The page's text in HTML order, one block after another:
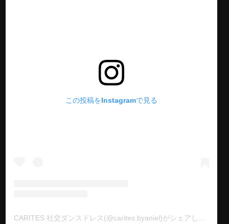
この投稿をInstagramで見る